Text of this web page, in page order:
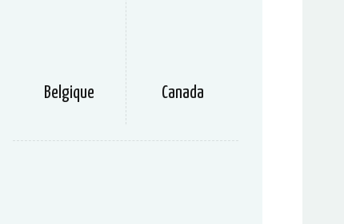
Belgique Canada